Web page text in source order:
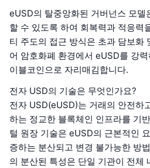
eUSD의 탈중앙화된 거버넌스 모델
할 수 있도록 하여 회복력과 적응력
티 주도의 접근 방식은 초과 담보화
어 암호화폐 환경에서 eUSD를 강
이블코인으로 자리매김합니다.
전자 USD의 기술은 무엇인가요?
전자 USD(eUSD)는 거래의 안전하
하는 정교한 블록체인 인프라를 기
털 원장 기술은 eUSD의 근본적인
증하는 분산되고 변경 불가능한 방
의 분산된 특성은 단일 기관이 전체